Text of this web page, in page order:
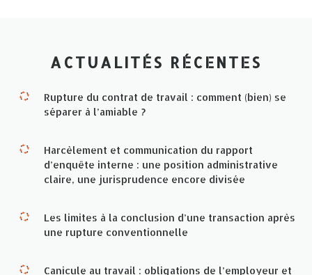
ACTUALITÉS RÉCENTES
Rupture du contrat de travail : comment (bien) se
séparer à l’amiable ?
Harcèlement et communication du rapport
d’enquête interne : une position administrative
claire, une jurisprudence encore divisée
Les limites à la conclusion d’une transaction après
une rupture conventionnelle
Canicule au travail : obligations de l’employeur et